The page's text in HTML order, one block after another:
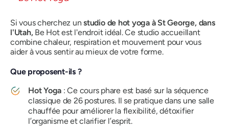
Si vous cherchez unstudio de hot yoga à St George, dans
l'Utah,Be Hot est l'endroit idéal. Ce studio accueillant
combine chaleur, respiration et mouvement pour vous
aider à vous sentir au mieux de votre forme.
Que proposent-ils ?
Hot Yoga : Ce cours phare est basé sur la séquence
classique de 26 postures. Il se pratique dans une salle
chauffée pour améliorer la flexibilité, détoxifier
l’organisme et clarifier l’esprit.